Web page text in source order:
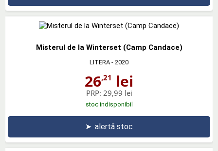
Misterul de la Winterset (Camp Candace)
LITERA - 2020
26,21 lei
PRP: 29,99 lei
stoc indisponibil
➤ alertă stoc